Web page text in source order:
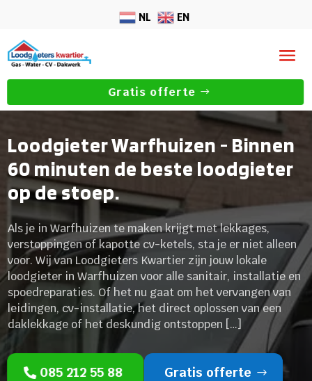
NL EN
Gratis offerte
Loodgieter Warfhuizen - Binnen
60 minuten de beste loodgieter
op de stoep.
Als je in Warfhuizen te maken krijgt met lekkages,
verstoppingen of kapotte cv-ketels, sta je er niet alleen
voor. Wij van Loodgieters Kwartier zijn jouw lokale
loodgieter in Warfhuizen voor alle sanitair, installatie en
spoedreparaties. Of het nu gaat om het vervangen van
leidingen, cv-installatie, het direct oplossen van een
daklekkage of het deskundig ontstoppen […]
085 212 55 88 Gratis offerte